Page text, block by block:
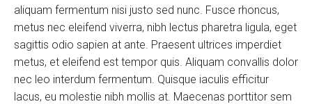
aliquam fermentum nisi justo sed nunc. Fusce rhoncus,
metus nec eleifend viverra, nibh lectus pharetra ligula, eget
sagittis odio sapien at ante. Praesent ultrices imperdiet
metus, et eleifend est tempor quis. Aliquam convallis dolor
nec leo interdum fermentum. Quisque iaculis efficitur
lacus, eu molestie nibh mollis at. Maecenas porttitor sem